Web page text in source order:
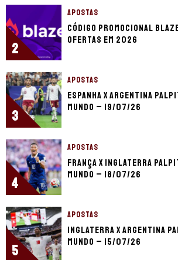
2
APOSTAS
Código promocional
ofertas em 2026
3
APOSTAS
Espanha x Argentina
Mundo – 19/07/26
4
APOSTAS
França x Inglaterra
Mundo – 18/07/26
5
APOSTAS
Inglaterra x Argentina
Mundo – 15/07/26